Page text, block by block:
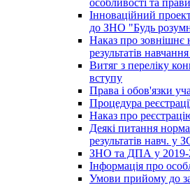
Інноваційний
до ЗНО "Будь
Наказ про зовнішнє
результатів
Витяг з переліку
вступу
Права і обов'язки
Процедура
Наказ про
Деякі питання
результатів навч. у
ЗНО та ДПА у 2019-
Інформація про
Умови прийому до